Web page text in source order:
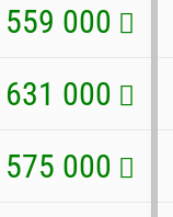
559 000
631 000
575 000